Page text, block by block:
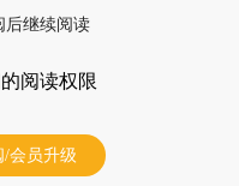
后继续阅读
阅读权限
/会员升级